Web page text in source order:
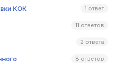
КОК 1 ответ
11 ответов
2 ответа
8 ответов